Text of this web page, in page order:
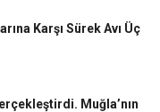
Karşı Sürek Avı Üç
Muğla’nın